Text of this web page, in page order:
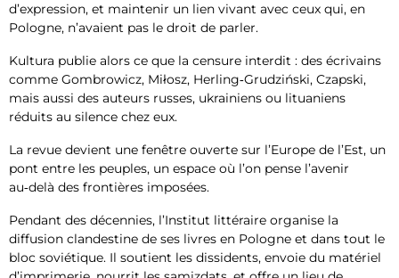
d’expression, et maintenir un lien vivant avec ceux qui, en
Pologne, n’avaient pas le droit de parler.
Kultura publie alors ce que la censure interdit : des écrivains
comme Gombrowicz, Miłosz, Herling‑Grudziński, Czapski,
mais aussi des auteurs russes, ukrainiens ou lituaniens
réduits au silence chez eux.
La revue devient une fenêtre ouverte sur l’Europe de l’Est, un
pont entre les peuples, un espace où l’on pense l’avenir
au‑delà des frontières imposées.
Pendant des décennies, l’Institut littéraire organise la
diffusion clandestine de ses livres en Pologne et dans tout le
bloc soviétique. Il soutient les dissidents, envoie du matériel